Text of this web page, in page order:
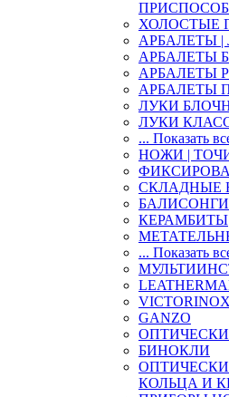
ХОЛОСТЫЕ
АРБАЛЕТЫ |
АРБАЛЕТЫ
АРБАЛЕТЫ
АРБАЛЕТЫ
ЛУКИ
ЛУКИ
... Показать
НОЖИ |
СКЛАДНЫЕ
БАЛИСОНГИ
КЕРАМБИТЫ
... Показать
VICTORINOX
GANZO
БИНОКЛИ
КОЛЬЦА И